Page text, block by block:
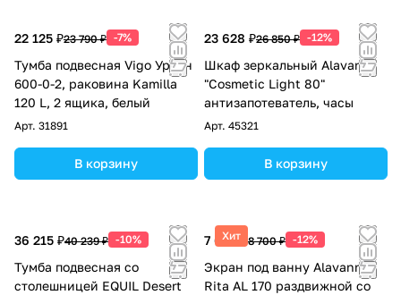
22 125 ₽23 790 ₽ -7%
Тумба подвесная Vigo Урбан
600-0-2, раковина Kamilla
120 L, 2 ящика, белый
Арт. 31891
В корзину
23 628 ₽26 850 ₽ -12%
Шкаф зеркальный Alavann
"Cosmetic Light 80"
антизапотеватель, часы
Арт. 45321
В корзину
36 215 ₽40 239 ₽ -10%
Тумба подвесная со
столешницей EQUIL Desert
Хит
7 656 ₽ 8 700 ₽ -12%
Экран под ванну Alavann
Rita AL 170 раздвижной со